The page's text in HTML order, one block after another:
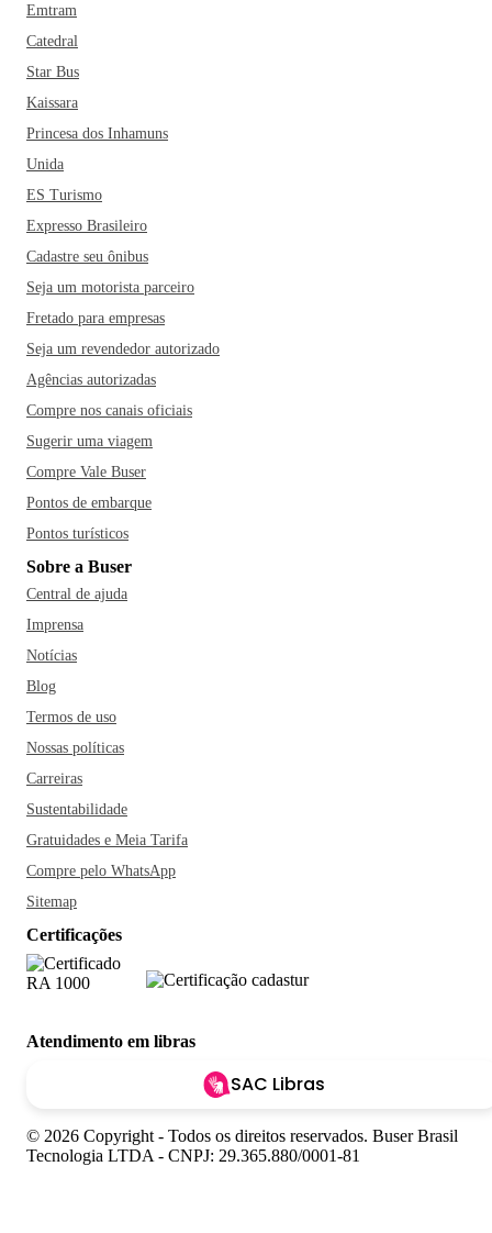
Emtram
Catedral
Star Bus
Kaissara
Princesa dos Inhamuns
Unida
ES Turismo
Expresso Brasileiro
Cadastre seu ônibus
Seja um motorista parceiro
Fretado para empresas
Seja um revendedor autorizado
Agências autorizadas
Compre nos canais oficiais
Sugerir uma viagem
Compre Vale Buser
Pontos de embarque
Pontos turísticos
Sobre a Buser
Central de ajuda
Imprensa
Notícias
Blog
Termos de uso
Nossas políticas
Carreiras
Sustentabilidade
Gratuidades e Meia Tarifa
Compre pelo WhatsApp
Sitemap
Certificações
Atendimento em libras
SAC Libras
© 2026 Copyright - Todos os direitos reservados. Buser Brasil
Tecnologia LTDA - CNPJ: 29.365.880/0001-81